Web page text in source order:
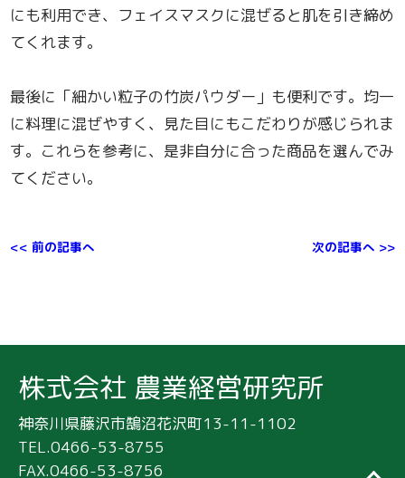
にも利用でき、フェイスマスクに混ぜると肌を引き締め
てくれます。
最後に「細かい粒子の竹炭パウダー」も便利です。均一
に料理に混ぜやすく、見た目にもこだわりが感じられま
す。これらを参考に、是非自分に合った商品を選んでみ
てください。
<< 前の記事へ 次の記事へ >>
株式会社 農業経営研究所
神奈川県藤沢市鵠沼花沢町13-11-1102
TEL.0466-53-8755
FAX.0466-53-8756